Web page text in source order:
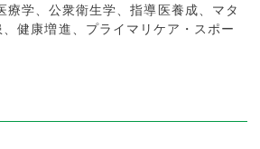
療学、公衆衛生学、指導医養成、マタ
健康増進、プライマリケア・スポー